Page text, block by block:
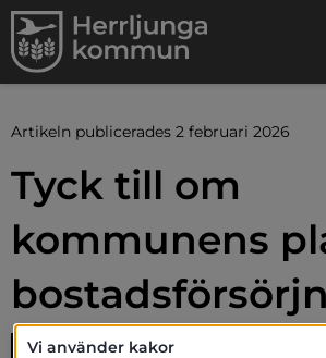
Artikeln publicerades 2 februari 2026
Tyck till om
kommunens
Vi använder kakor